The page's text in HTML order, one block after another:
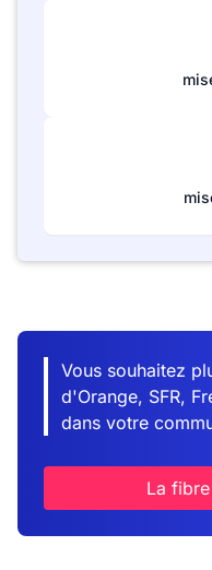
Vous souhaitez
d'Orange, SFR,
dans votre
La